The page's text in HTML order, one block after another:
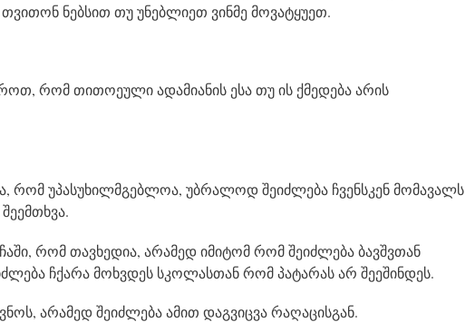
ნებსით თუ უნებლიეთ ვინმე მოვატყუეთ.
რომ თითოეული ადამიანის ესა თუ ის ქმედება არის
რომ უპასუხილმგებლოა, უბრალოდ შეიძლება ჩვენსკენ მომავალს
რომ თავხედია, არამედ იმიტომ რომ შეიძლება ბავშვთან
ჩქარა მოხვდეს სკოლასთან რომ პატარას არ შეეშინდეს.
არამედ შეიძლება ამით დაგვიცვა რაღაცისგან.